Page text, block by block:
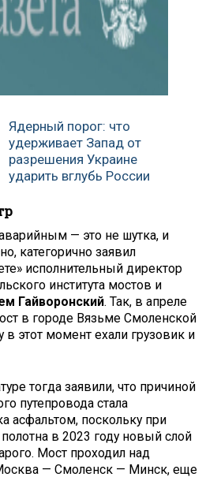
Ядерный порог: что
удерживает Запад от
разрешения Украине
ударить вглубь России
— это не шутка, и
категорично заявил
исполнительный директор
института мостов и
Гайворонский. Так, в апреле
в городе Вязьме Смоленской
в этот момент ехали грузовик и
тогда заявили, что причиной
путепровода стала
асфальтом, поскольку при
в 2023 году новый слой
Мост проходил над
— Смоленск — Минск, еще